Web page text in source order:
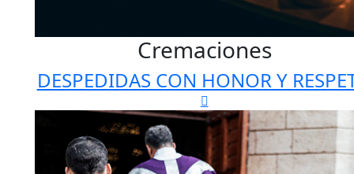
Cremaciones
DESPEDIDAS CON HONOR Y